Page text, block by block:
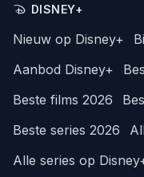
DISNEY+
Nieuw op Disney+
Aanbod Disney+
Beste films 2026
Beste series 2026
Alle series op